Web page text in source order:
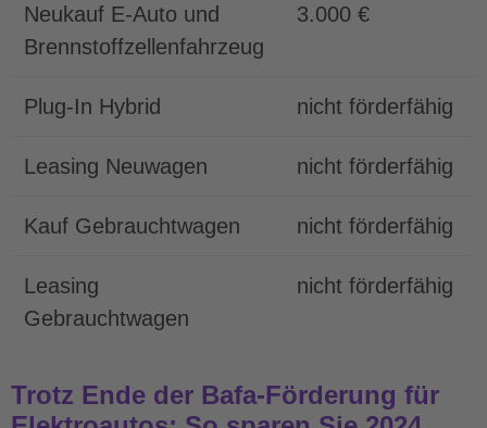
Neukauf E-Auto und
Brennstoffzellenfahrzeug
3.000 €
Plug-In Hybrid nicht förderfähig
Leasing Neuwagen nicht förderfähig
Kauf Gebrauchtwagen nicht förderfähig
Leasing
Gebrauchtwagen
nicht förderfähig
Trotz Ende der Bafa-Förderung für